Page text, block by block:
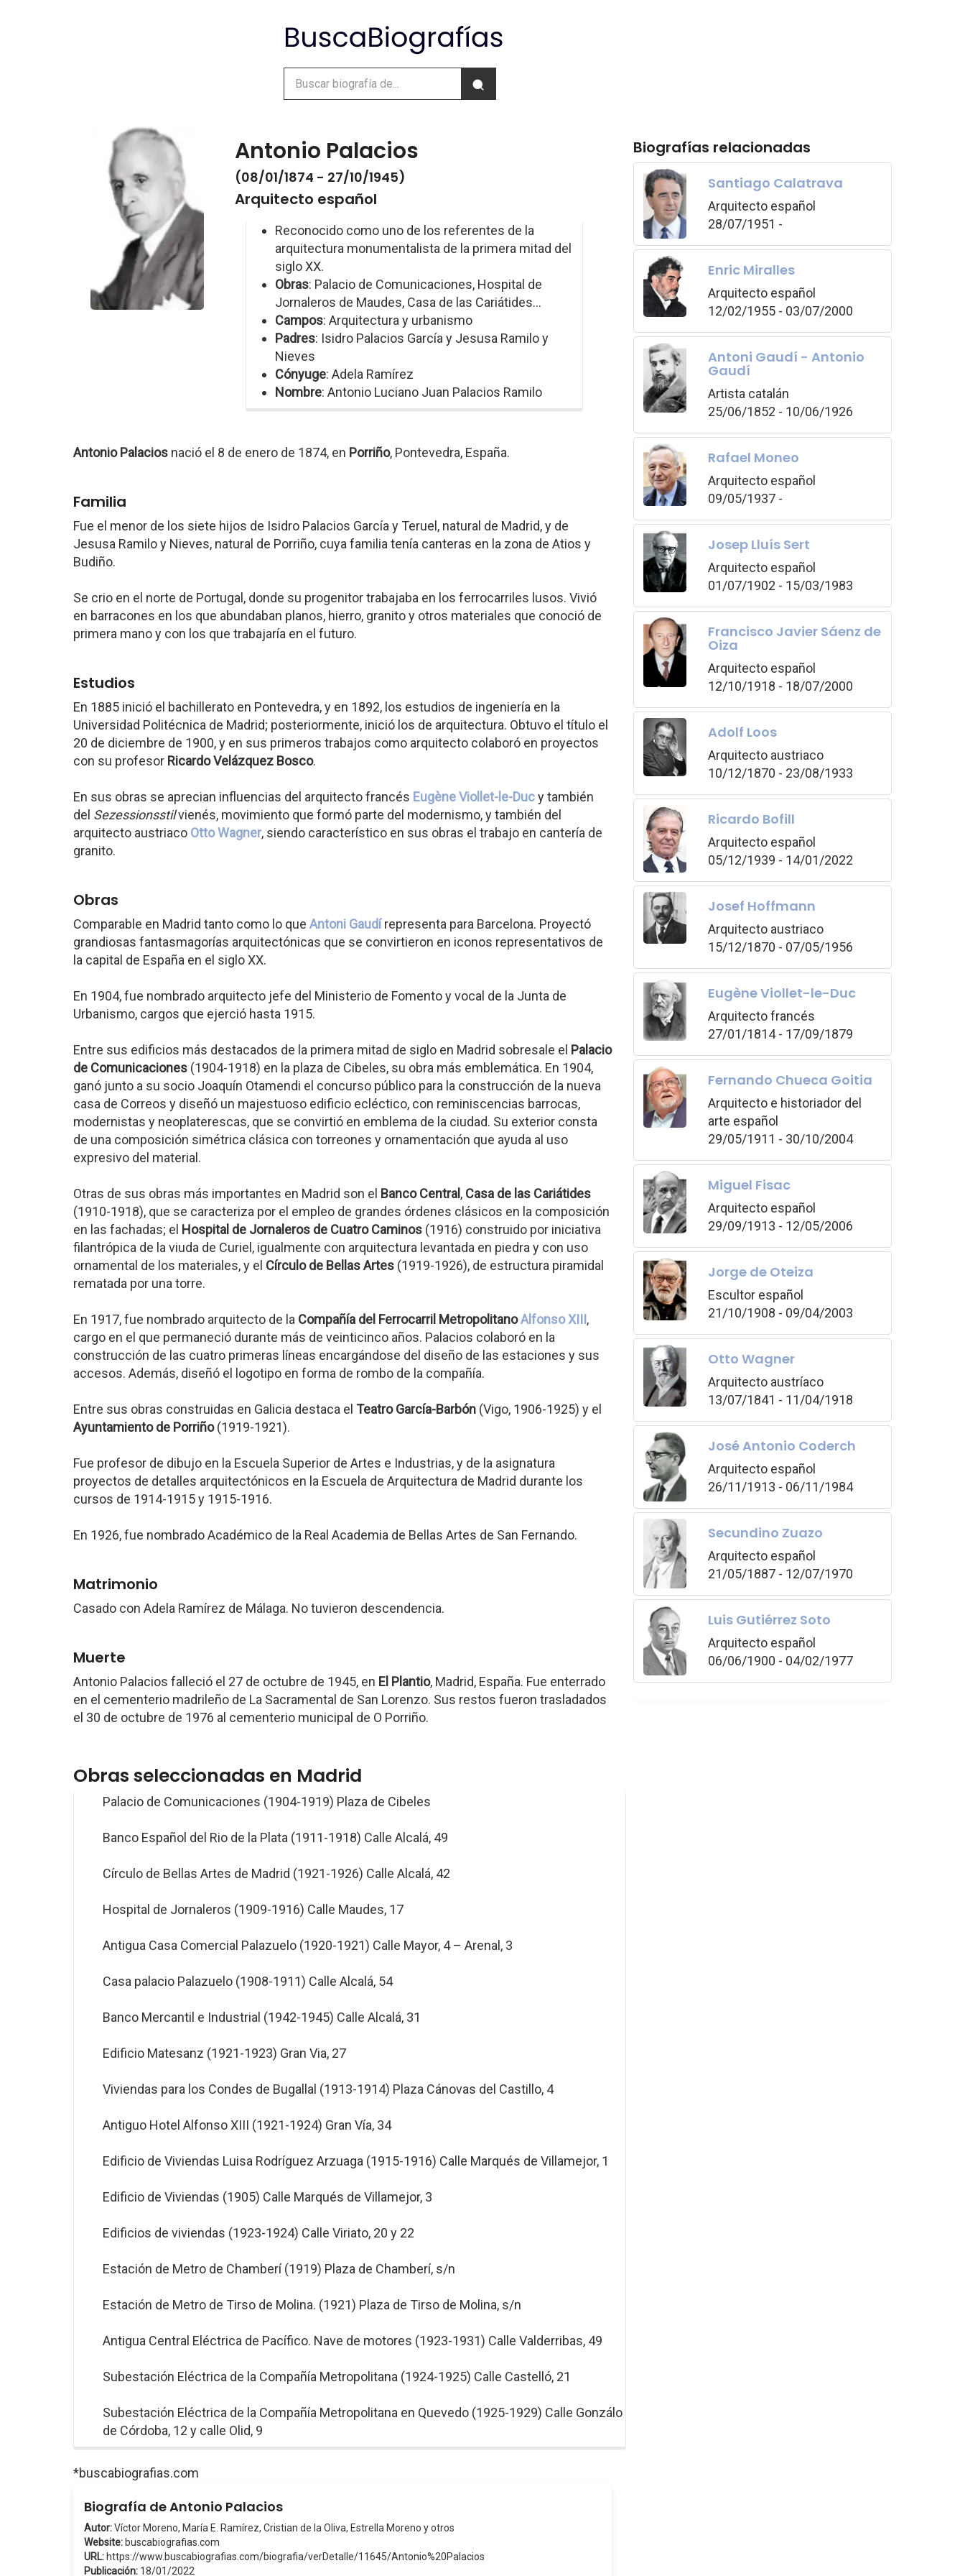
Antonio Palacios
(08/01/1874 - 27/10/1945)
Arquitecto español
Reconocido como uno de los referentes de la
arquitectura monumentalista de la primera mitad del
siglo XX.
Obras: Palacio de Comunicaciones, Hospital de
Jornaleros de Maudes, Casa de las Cariátides...
Campos: Arquitectura y urbanismo
Padres: Isidro Palacios García y Jesusa Ramilo y
Nieves
Cónyuge: Adela Ramírez
Nombre: Antonio Luciano Juan Palacios Ramilo
Antonio Palacios nació el 8 de enero de 1874, en Porriño, Pontevedra, España.
Familia
Fue el menor de los siete hijos de Isidro Palacios García y Teruel, natural de Madrid, y de
Jesusa Ramilo y Nieves, natural de Porriño, cuya familia tenía canteras en la zona de Atios y
Budiño.
Se crio en el norte de Portugal, donde su progenitor trabajaba en los ferrocarriles lusos. Vivió
en barracones en los que abundaban planos, hierro, granito y otros materiales que conoció de
primera mano y con los que trabajaría en el futuro.
Estudios
En 1885 inició el bachillerato en Pontevedra, y en 1892, los estudios de ingeniería en la
Universidad Politécnica de Madrid; posteriormente, inició los de arquitectura. Obtuvo el título el
20 de diciembre de 1900, y en sus primeros trabajos como arquitecto colaboró en proyectos
con su profesor Ricardo Velázquez Bosco.
En sus obras se aprecian influencias del arquitecto francés Eugène Viollet-le-Ducy también
del Sezessionsstilvienés, movimiento que formó parte del modernismo, y también del
arquitecto austriaco Otto Wagner, siendo característico en sus obras el trabajo en cantería de
granito.
Obras
Comparable en Madrid tanto como lo que Antoni Gaudírepresenta para Barcelona. Proyectó
grandiosas fantasmagorías arquitectónicas que se convirtieron en iconos representativos de
la capital de España en el siglo XX.
En 1904, fue nombrado arquitecto jefe del Ministerio de Fomento y vocal de la Junta de
Urbanismo, cargos que ejerció hasta 1915.
Entre sus edificios más destacados de la primera mitad de siglo en Madrid sobresale el Palacio
de Comunicaciones (1904-1918) en la plaza de Cibeles, su obra más emblemática. En 1904,
ganó junto a su socio Joaquín Otamendi el concurso público para la construcción de la nueva
casa de Correos y diseñó un majestuoso edificio ecléctico, con reminiscencias barrocas,
modernistas y neoplaterescas, que se convirtió en emblema de la ciudad. Su exterior consta
de una composición simétrica clásica con torreones y ornamentación que ayuda al uso
expresivo del material.
Otras de sus obras más importantes en Madrid son el Banco Central , Casa de las Cariátides
(1910-1918), que se caracteriza por el empleo de grandes órdenes clásicos en la composición
en las fachadas; el Hospital de Jornaleros de Cuatro Caminos (1916) construido por iniciativa
filantrópica de la viuda de Curiel, igualmente con arquitectura levantada en piedra y con uso
ornamental de los materiales, y el Círculo de Bellas Artes (1919-1926), de estructura piramidal
rematada por una torre.
En 1917, fue nombrado arquitecto de la Compañía del Ferrocarril MetropolitanoAlfonso XIII,
cargo en el que permaneció durante más de veinticinco años. Palacios colaboró en la
construcción de las cuatro primeras líneas encargándose del diseño de las estaciones y sus
accesos. Además, diseñó el logotipo en forma de rombo de la compañía.
Entre sus obras construidas en Galicia destaca el Teatro García-Barbón (Vigo, 1906-1925) y el
Ayuntamiento de Porriño(1919-1921).
Fue profesor de dibujo en la Escuela Superior de Artes e Industrias, y de la asignatura
proyectos de detalles arquitectónicos en la Escuela de Arquitectura de Madrid durante los
cursos de 1914-1915 y 1915-1916.
En 1926, fue nombrado Académico de la Real Academia de Bellas Artes de San Fernando.
Matrimonio
Casado con Adela Ramírez de Málaga. No tuvieron descendencia.
Muerte
Antonio Palacios falleció el 27 de octubre de 1945, en El Plantio, Madrid, España. Fue enterrado
en el cementerio madrileño de La Sacramental de San Lorenzo. Sus restos fueron trasladados
el 30 de octubre de 1976 al cementerio municipal de O Porriño.
Obras seleccionadas en Madrid
Palacio de Comunicaciones (1904-1919) Plaza de Cibeles
Banco Español del Rio de la Plata (1911-1918) Calle Alcalá, 49
Círculo de Bellas Artes de Madrid (1921-1926) Calle Alcalá, 42
Hospital de Jornaleros (1909-1916) Calle Maudes, 17
Antigua Casa Comercial Palazuelo (1920-1921) Calle Mayor, 4 – Arenal, 3
Casa palacio Palazuelo (1908-1911) Calle Alcalá, 54
Banco Mercantil e Industrial (1942-1945) Calle Alcalá, 31
Edificio Matesanz (1921-1923) Gran Via, 27
Viviendas para los Condes de Bugallal (1913-1914) Plaza Cánovas del Castillo, 4
Antiguo Hotel Alfonso XIII (1921-1924) Gran Vía, 34
Edificio de Viviendas Luisa Rodríguez Arzuaga (1915-1916) Calle Marqués de Villamejor, 1
Edificio de Viviendas (1905) Calle Marqués de Villamejor, 3
Edificios de viviendas (1923-1924) Calle Viriato, 20 y 22
Estación de Metro de Chamberí (1919) Plaza de Chamberí, s/n
Estación de Metro de Tirso de Molina. (1921) Plaza de Tirso de Molina, s/n
Antigua Central Eléctrica de Pacífico. Nave de motores (1923-1931) Calle Valderribas, 49
Subestación Eléctrica de la Compañía Metropolitana (1924-1925) Calle Castelló, 21
Subestación Eléctrica de la Compañía Metropolitana en Quevedo (1925-1929) Calle Gonzálo
de Córdoba, 12 y calle Olid, 9
*buscabiografias.com
Biografía de Antonio Palacios
Autor:Víctor Moreno, María E. Ramírez, Cristian de la Oliva, Estrella Moreno y otros
Website: buscabiografias.com
URL: https://www.buscabiografias.com/biografia/verDetalle/11645/Antonio%20Palacios
Publicación: 18/01/2022
Biografías relacionadas
Santiago Calatrava
Arquitecto español
28/07/1951 -
Enric Miralles
Arquitecto español
12/02/1955 - 03/07/2000
Antoni Gaudí - Antonio
Gaudí
Artista catalán
25/06/1852 - 10/06/1926
Rafael Moneo
Arquitecto español
09/05/1937 -
Josep Lluís Sert
Arquitecto español
01/07/1902 - 15/03/1983
Francisco Javier Sáenz de
Oiza
Arquitecto español
12/10/1918 - 18/07/2000
Adolf Loos
Arquitecto austriaco
10/12/1870 - 23/08/1933
Ricardo Bofill
Arquitecto español
05/12/1939 - 14/01/2022
Josef Hoffmann
Arquitecto austriaco
15/12/1870 - 07/05/1956
Eugène Viollet-le-Duc
Arquitecto francés
27/01/1814 - 17/09/1879
Fernando Chueca Goitia
Arquitecto e historiador del
arte español
29/05/1911 - 30/10/2004
Miguel Fisac
Arquitecto español
29/09/1913 - 12/05/2006
Jorge de Oteiza
Escultor español
21/10/1908 - 09/04/2003
Otto Wagner
Arquitecto austríaco
13/07/1841 - 11/04/1918
José Antonio Coderch
Arquitecto español
26/11/1913 - 06/11/1984
Secundino Zuazo
Arquitecto español
21/05/1887 - 12/07/1970
Luis Gutiérrez Soto
Arquitecto español
06/06/1900 - 04/02/1977